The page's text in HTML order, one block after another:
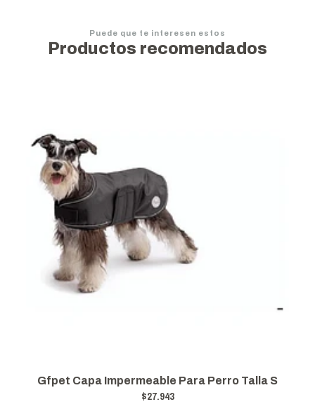
Puede que te interesen estos
Productos recomendados
Gfpet Capa Impermeable Para Perro Talla S
$27.943